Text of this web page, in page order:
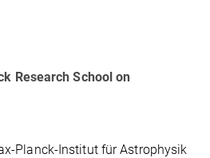
Research School on
Planck-Institut für Astrophysik